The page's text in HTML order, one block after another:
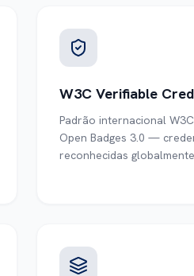
W3C Verifiable
Padrão internacional
Open Badges 3.0 —
reconhecidas